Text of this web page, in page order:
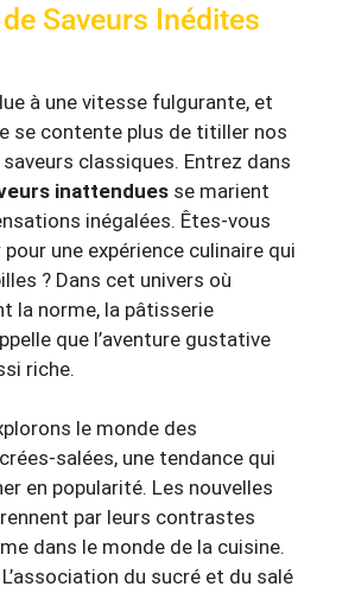
Saveurs Inédites
à une vitesse fulgurante, et
se contente plus de titiller nos
classiques. Entrez dans
inattendues se marient
inégalées. Êtes-vous
une expérience culinaire qui
? Dans cet univers où
la norme, la pâtisserie
que l’aventure gustative
riche.
le monde des
salées, une tendance qui
en popularité. Les nouvelles
par leurs contrastes
dans le monde de la cuisine.
du sucré et du salé